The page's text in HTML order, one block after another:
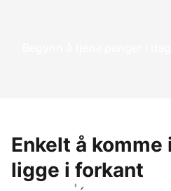
Begynn å tjene penger i dag
Enkelt å komme
ligge i forkant